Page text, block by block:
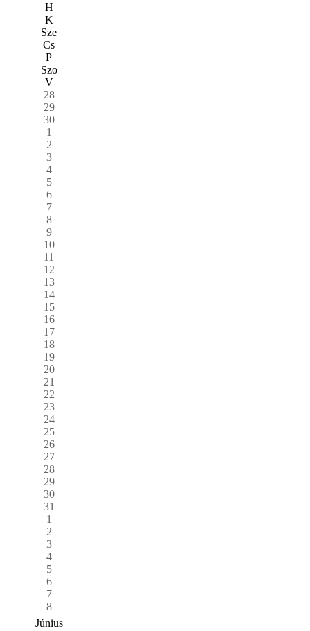
H
K
Sze
Cs
P
Szo
V
28
29
30
1
2
3
4
5
6
7
8
9
10
11
12
13
14
15
16
17
18
19
20
21
22
23
24
25
26
27
28
29
30
31
1
2
3
4
5
6
7
8
Június